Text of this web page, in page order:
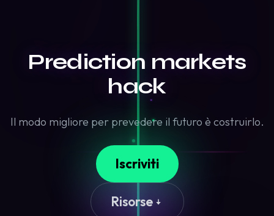
Prediction markets
hack
Il modo migliore per prevedere il futuro è costruirlo.
Iscriviti
Risorse